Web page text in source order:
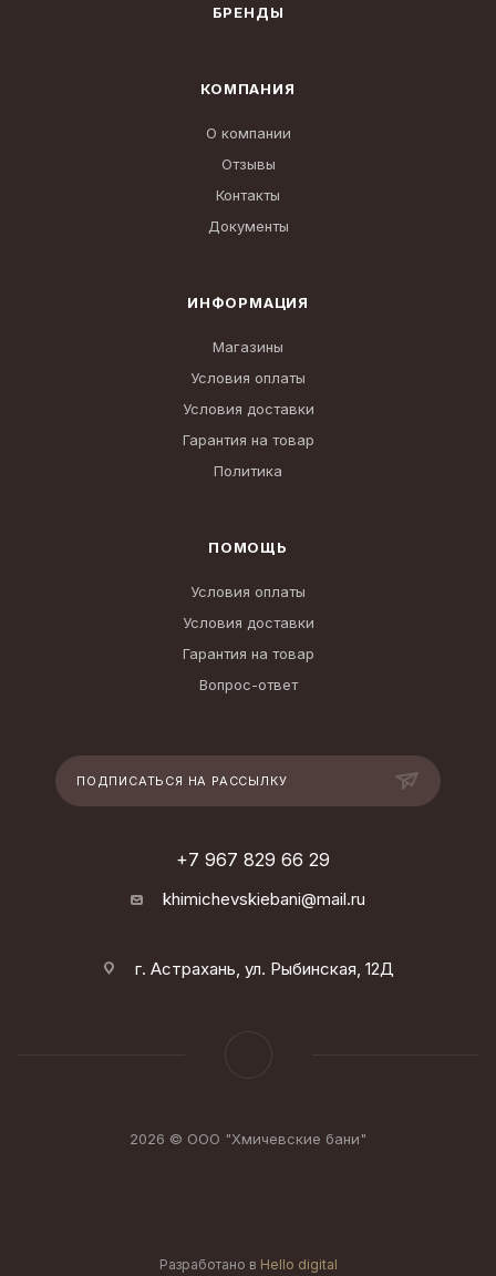
БРЕНДЫ
КОМПАНИЯ
О компании
Отзывы
Контакты
Документы
ИНФОРМАЦИЯ
Магазины
Условия оплаты
Условия доставки
Гарантия на товар
Политика
ПОМОЩЬ
Условия оплаты
Условия доставки
Гарантия на товар
Вопрос-ответ
ПОДПИСАТЬСЯ НА РАССЫЛКУ
+7 967 829 66 29
khimichevskiebani@mail.ru
г. Астрахань, ул. Рыбинская, 12Д
2026 © ООО "Хмичевские бани"
Разработано в Hello digital